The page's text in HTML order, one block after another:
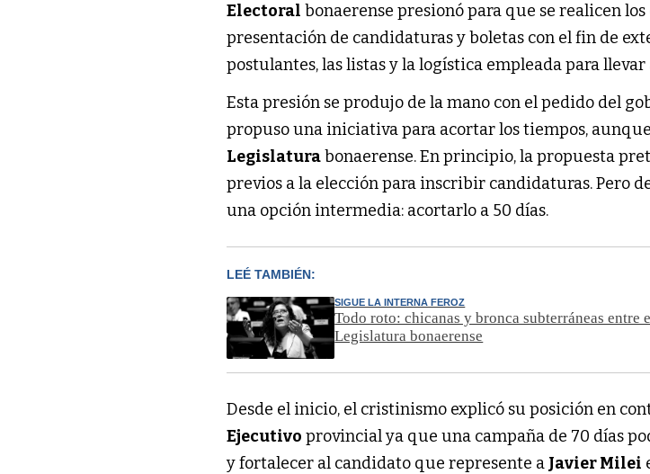
Electoral bonaerense presionó para que se realicen los
presentación de candidaturas y boletas con el fin de
postulantes, las listas y la logística empleada para
Esta presión se produjo de la mano con el pedido del
propuso una iniciativa para acortar los tiempos,
Legislaturabonaerense. En principio, la propuesta
previos a la elección para inscribir candidaturas. Pero
una opción intermedia: acortarlo a 50 días.
LEÉ TAMBIÉN:
SIGUE LA INTERNA FEROZ
Todo roto: chicanas y bronca subterráneas
Legislatura bonaerense
Desde el inicio, el cristinismo explicó su posición en
Ejecutivo provincial ya que una campaña de 70 días
y fortalecer al candidato que represente a Javier Milei